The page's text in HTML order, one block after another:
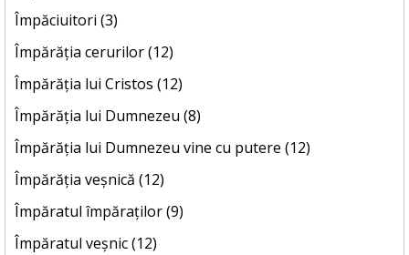
Împăciuitori (3)
Împărăția cerurilor (12)
Împărăția lui Cristos (12)
Împărăția lui Dumnezeu (8)
Împărăția lui Dumnezeu vine cu putere (12)
Împărăția veșnică (12)
Împăratul împăraților (9)
Împăratul veșnic (12)